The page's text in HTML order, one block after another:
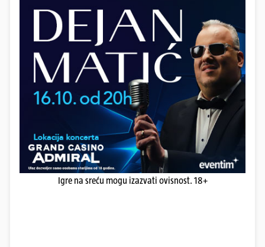
Igre na sreću mogu izazvati ovisnost. 18+